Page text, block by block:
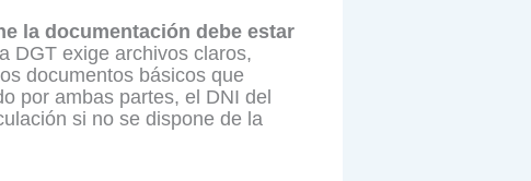
la documentación debe estar
DGT exige archivos claros,
documentos básicos que
por ambas partes, el DNI del
si no se dispone de la